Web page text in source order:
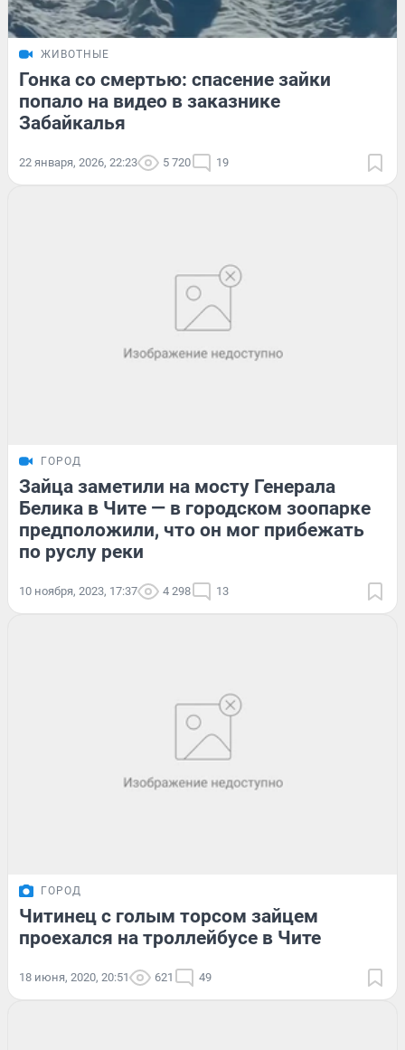
ЖИВОТНЫЕ
Гонка со смертью: спасение зайки
попало на видео в заказнике
Забайкалья
22 января, 2026, 22:23 5 720 19
ГОРОД
Зайца заметили на мосту Генерала
Белика в Чите — в городском зоопарке
предположили, что он мог прибежать
по руслу реки
10 ноября, 2023, 17:37 4 298 13
ГОРОД
Читинец с голым торсом зайцем
проехался на троллейбусе в Чите
18 июня, 2020, 20:51 621 49